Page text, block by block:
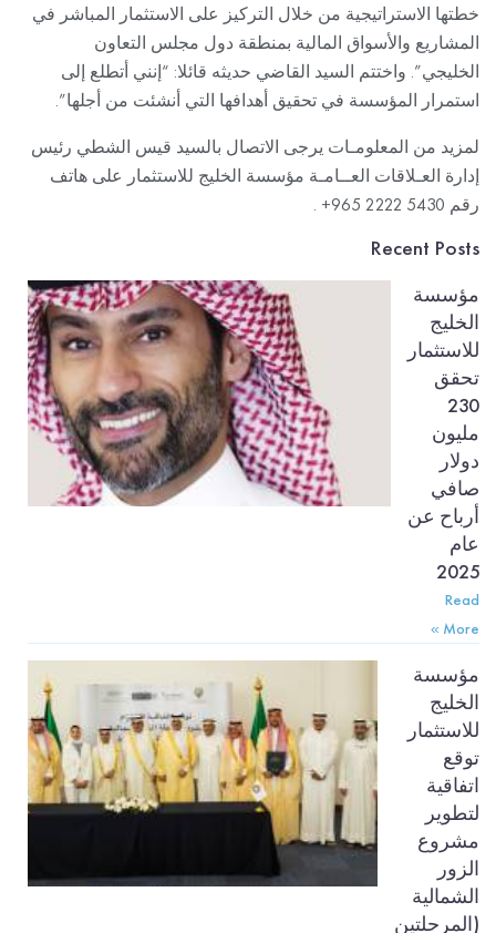
خطتها الاستراتيجية من خلال التركيز على الاستثمار المباشر في
المشاريع والأسواق المالية بمنطقة دول مجلس التعاون
الخليجي”. واختتم السيد القاضي حديثه قائلا: “إنني أتطلع إلى
استمرار المؤسسة في تحقيق أهدافها التي أنشئت من أجلها”.
لمزيد من المعلومـات يرجى الاتصال بالسيد قيس الشطي رئيس
إدارة العـلاقات العــامـة مؤسسة الخليج للاستثمار على هاتف
رقم 5430 2222 965+ .‬
Recent Posts
مؤسسة
الخليج
للاستثمار
تحقق
230
مليون
دولار
صافي
أرباح عن
عام
2025
Read
More »
مؤسسة
الخليج
للاستثمار
توقع
اتفاقية
لتطوير
مشروع
الزور
الشمالية
(المرحلتين